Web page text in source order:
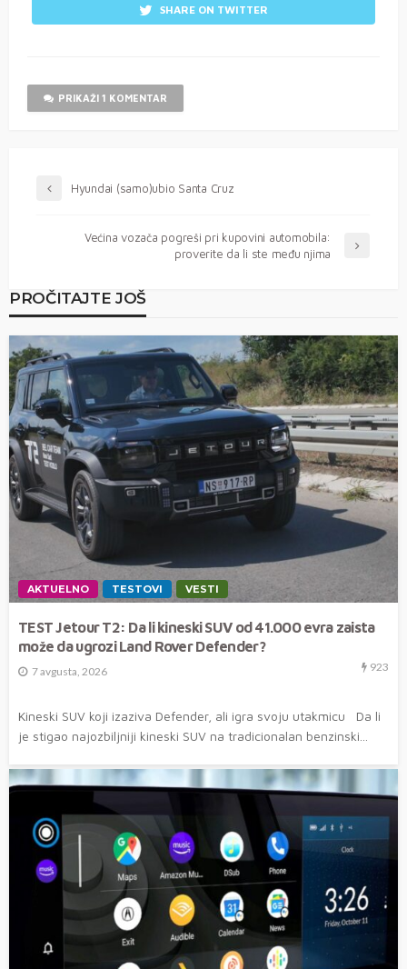
SHARE ON TWITTER
PRIKAŽI 1 KOMENTAR
Hyundai (samo)ubio Santa Cruz
Većina vozača pogreši pri kupovini automobila:
proverite da li ste među njima
PROČITAJTE JOŠ
AKTUELNO TESTOVI VESTI
TEST Jetour T2: Da li kineski SUV od 41.000 evra zaista
može da ugrozi Land Rover Defender?
7 avgusta, 2026 923
Kineski SUV koji izaziva Defender, ali igra svoju utakmicu Da li
je stigao najozbiljniji kineski SUV na tradicionalan benzinski...